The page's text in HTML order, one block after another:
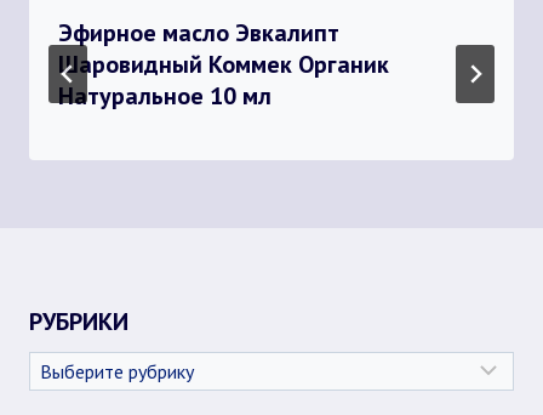
Эфирное масло Эвкалипт
Шаровидный Коммек Органик
Натуральное 10 мл
РУБРИКИ
Рубрики